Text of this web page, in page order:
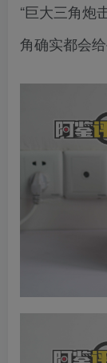
“巨大三角炮
角确实都会